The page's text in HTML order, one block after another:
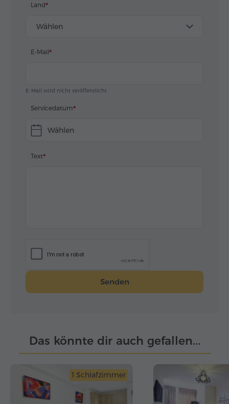
Land
Wählen
E-Mail
E-Mail wird nicht veröffentlicht
Servicedatum
Wählen
Text
Senden
Das könnte dir auch gefallen...
1 Schlafzimmer